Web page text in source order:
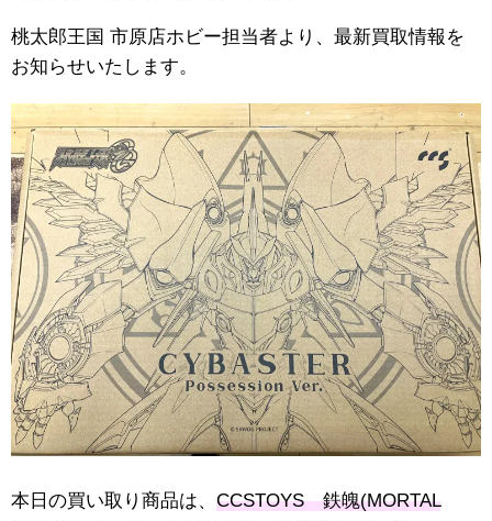
桃太郎王国 市原店ホビー担当者より、最新買取情報を
お知らせいたします。
本日の買い取り商品は、 CCSTOYS 鉄魄(MORTAL